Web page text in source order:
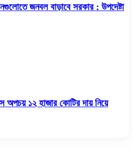
জনবল বাড়াবে সরকার : উপদেষ্টা
অপচয় ১২ হাজার কোটির দায় নিয়ে